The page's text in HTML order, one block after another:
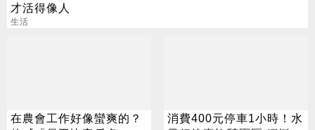
才活得像人
生活
在農會工作好像蠻爽的？
消費400元停車1小時！水